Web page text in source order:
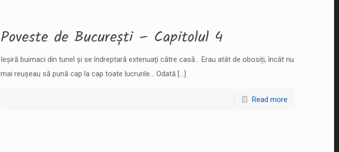
Poveste de București – Capitolul 4
Ieșiră buimaci din tunel și se îndreptară extenuați către casă… Erau atât de obosiți, încât nu
mai reușeau să pună cap la cap toate lucrurile… Odată […]
Read more